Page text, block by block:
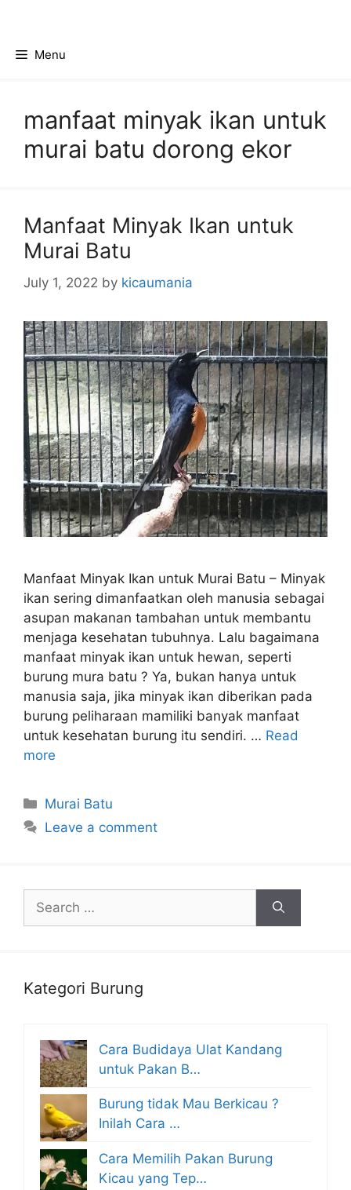
contentMenu
manfaat minyak ikan untuk
murai batu dorong ekor
Manfaat Minyak Ikan untuk
Murai Batu
July 1, 2022 by kicaumania
Manfaat Minyak Ikan untuk Murai Batu – Minyak
ikan sering dimanfaatkan oleh manusia sebagai
asupan makanan tambahan untuk membantu
menjaga kesehatan tubuhnya. Lalu bagaimana
manfaat minyak ikan untuk hewan, seperti
burung mura batu ? Ya, bukan hanya untuk
manusia saja, jika minyak ikan diberikan pada
burung peliharaan mamiliki banyak manfaat
untuk kesehatan burung itu sendiri. … Read
more
Categories
Murai Batu
Leave a comment
for:
Kategori Burung
Cara Budidaya Ulat Kandang
untuk Pakan B…
Burung tidak Mau Berkicau ?
Inilah Cara …
Cara Memilih Pakan Burung
Kicau yang Tep…